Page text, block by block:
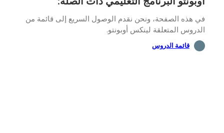
هذه الصفحة، ونحن نقدم الوصول السريع إلى قائمة من
المتعلقة لينكس أوبونتو.
قائمة الدروس